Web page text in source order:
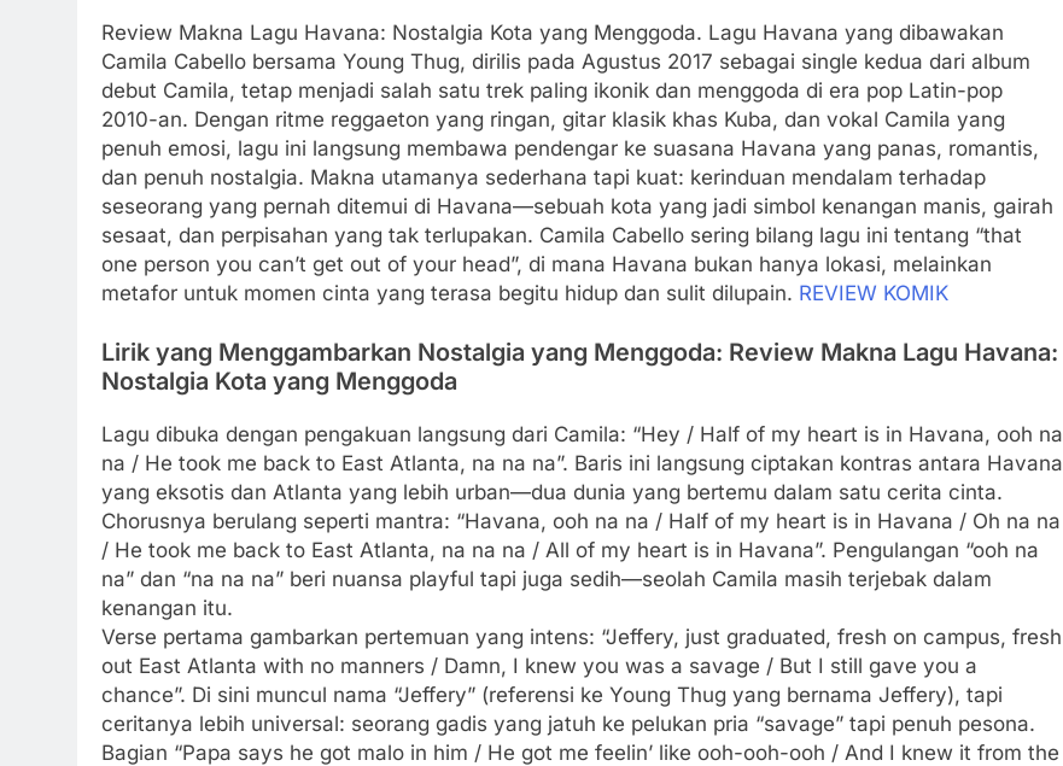
Review Makna Lagu Havana: Nostalgia Kota yang Menggoda. Lagu Havana yang dibawakan
Camila Cabello bersama Young Thug, dirilis pada Agustus 2017 sebagai single kedua dari album
debut Camila, tetap menjadi salah satu trek paling ikonik dan menggoda di era pop Latin-pop
2010-an. Dengan ritme reggaeton yang ringan, gitar klasik khas Kuba, dan vokal Camila yang
penuh emosi, lagu ini langsung membawa pendengar ke suasana Havana yang panas, romantis,
dan penuh nostalgia. Makna utamanya sederhana tapi kuat: kerinduan mendalam terhadap
seseorang yang pernah ditemui di Havana—sebuah kota yang jadi simbol kenangan manis, gairah
sesaat, dan perpisahan yang tak terlupakan. Camila Cabello sering bilang lagu ini tentang “that
one person you can’t get out of your head”, di mana Havana bukan hanya lokasi, melainkan
metafor untuk momen cinta yang terasa begitu hidup dan sulit dilupain. REVIEW KOMIK
Lirik yang Menggambarkan Nostalgia yang Menggoda: Review Makna Lagu Havana:
Nostalgia Kota yang Menggoda
Lagu dibuka dengan pengakuan langsung dari Camila: “Hey / Half of my heart is in Havana, ooh na
na / He took me back to East Atlanta, na na na”. Baris ini langsung ciptakan kontras antara Havana
yang eksotis dan Atlanta yang lebih urban—dua dunia yang bertemu dalam satu cerita cinta.
Chorusnya berulang seperti mantra: “Havana, ooh na na / Half of my heart is in Havana / Oh na na
/ He took me back to East Atlanta, na na na / All of my heart is in Havana”. Pengulangan “ooh na
na” dan “na na na” beri nuansa playful tapi juga sedih—seolah Camila masih terjebak dalam
kenangan itu.
Verse pertama gambarkan pertemuan yang intens: “Jeffery, just graduated, fresh on campus, fresh
out East Atlanta with no manners / Damn, I knew you was a savage / But I still gave you a
chance”. Di sini muncul nama “Jeffery” (referensi ke Young Thug yang bernama Jeffery), tapi
ceritanya lebih universal: seorang gadis yang jatuh ke pelukan pria “savage” tapi penuh pesona.
Bagian “Papa says he got malo in him / He got me feelin’ like ooh-ooh-ooh / And I knew it from the